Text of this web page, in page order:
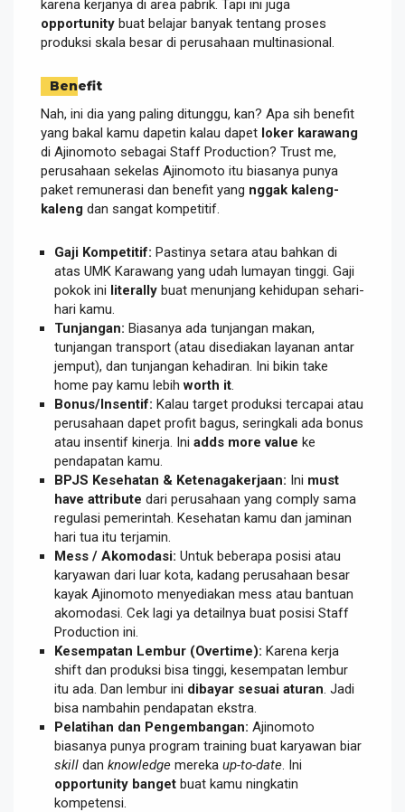
karena kerjanya di area pabrik. Tapi ini juga
opportunity buat belajar banyak tentang proses
produksi skala besar di perusahaan multinasional.
Benefit
Nah, ini dia yang paling ditunggu, kan? Apa sih benefit
yang bakal kamu dapetin kalau dapet loker karawang
di Ajinomoto sebagai Staff Production? Trust me,
perusahaan sekelas Ajinomoto itu biasanya punya
paket remunerasi dan benefit yang nggak kaleng-
kaleng dan sangat kompetitif.
Gaji Kompetitif: Pastinya setara atau bahkan di
atas UMK Karawang yang udah lumayan tinggi. Gaji
pokok ini literally buat menunjang kehidupan sehari-
hari kamu.
Tunjangan: Biasanya ada tunjangan makan,
tunjangan transport (atau disediakan layanan antar
jemput), dan tunjangan kehadiran. Ini bikin take
home pay kamu lebihworth it
Bonus/Insentif: Kalau target produksi tercapai atau
perusahaan dapet profit bagus, seringkali ada bonus
atau insentif kinerja. Ini adds more value ke
pendapatan kamu.
BPJS Kesehatan & Ketenagakerjaan: Ini must
have attribute dari perusahaan yang comply sama
regulasi pemerintah. Kesehatan kamu dan jaminan
hari tua itu terjamin.
Mess / Akomodasi: Untuk beberapa posisi atau
karyawan dari luar kota, kadang perusahaan besar
kayak Ajinomoto menyediakan mess atau bantuan
akomodasi. Cek lagi ya detailnya buat posisi Staff
Production ini.
Kesempatan Lembur (Overtime): Karena kerja
shift dan produksi bisa tinggi, kesempatan lembur
itu ada. Dan lembur ini dibayar sesuai aturan . Jadi
bisa nambahin pendapatan ekstra.
Pelatihan dan Pengembangan: Ajinomoto
biasanya punya program training buat karyawan biar
skill dan knowledge mereka up-to-date . Ini
opportunity banget buat kamu ningkatin
kompetensi.